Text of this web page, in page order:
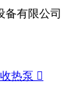
备有限公司
热泵